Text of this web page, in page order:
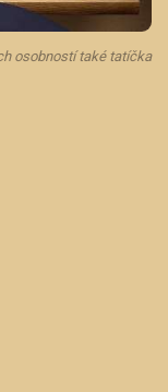
osobností také tatíčka